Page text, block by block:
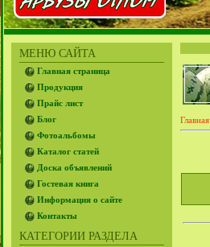
МЕНЮ САЙТА
Главная страница
Продукция
Прайс лист
Блог
Фотоальбомы
Каталог статей
Доска объявлений
Гостевая книга
Информация о сайте
Контакты
КАТЕГОРИИ РАЗДЕЛА
Главная